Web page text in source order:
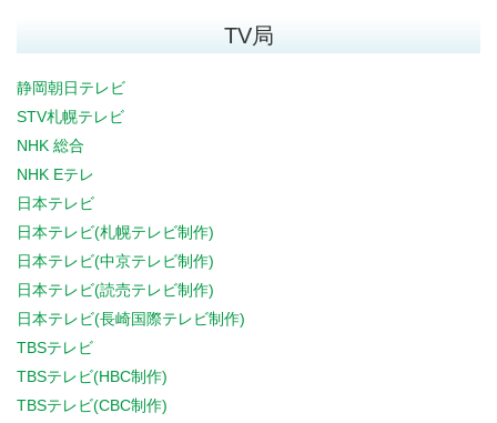
TV局
静岡朝日テレビ
STV札幌テレビ
NHK 総合
NHK Eテレ
日本テレビ
日本テレビ(札幌テレビ制作)
日本テレビ(中京テレビ制作)
日本テレビ(読売テレビ制作)
日本テレビ(長崎国際テレビ制作)
TBSテレビ
TBSテレビ(HBC制作)
TBSテレビ(CBC制作)